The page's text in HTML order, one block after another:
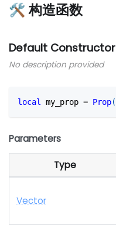
🛠 构造函数
Default Constructor
No description provided
local my_prop = Prop(
Parameters
Type
Vector